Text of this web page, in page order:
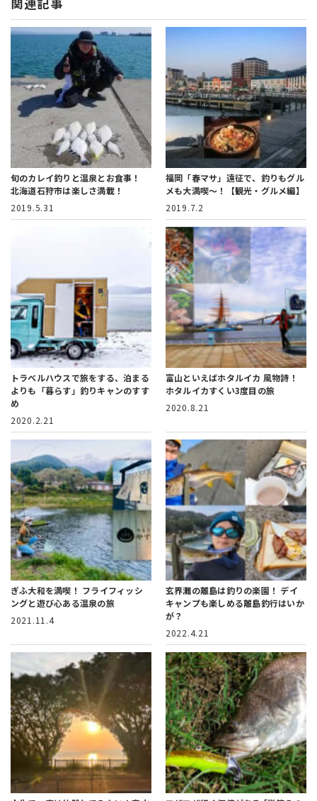
旬のカレイ釣りと温泉とお食事！
北海道石狩市は楽しさ満載！
2019.5.31
福岡「春マサ」遠征で、釣りもグル
メも大満喫～！
【観光・グルメ編】
2019.7.2
トラベルハウスで旅をする、泊まる
よりも「暮らす」釣りキャンのすす
め
2020.2.21
富山といえばホタルイカ 風物詩！
ホタルイカすくい3度目の旅
2020.8.21
ぎふ大和を満喫！ フライフィッシ
ングと遊び心ある温泉の旅
2021.11.4
玄界灘の離島は釣りの楽園！ デイ
キャンプも楽しめる離島釣行はいか
が？
2022.4.21